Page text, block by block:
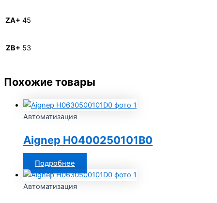
ZA+ 45
ZB+ 53
Похожие товары
Автоматизация
Aignep H0400250101B0
Подробнее
Автоматизация